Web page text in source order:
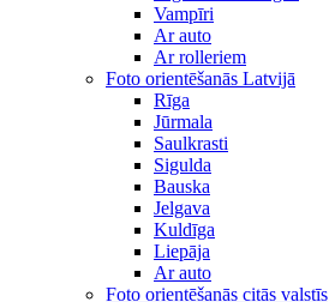
Vampīri
Ar auto
Ar rolleriem
Foto orientēšanās Latvijā
Rīga
Jūrmala
Saulkrasti
Sigulda
Bauska
Jelgava
Kuldīga
Liepāja
Ar auto
Foto orientēšanās citās valstīs